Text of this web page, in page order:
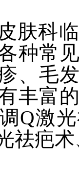
肤科
种常
、毛
丰富
Q激
祛疤